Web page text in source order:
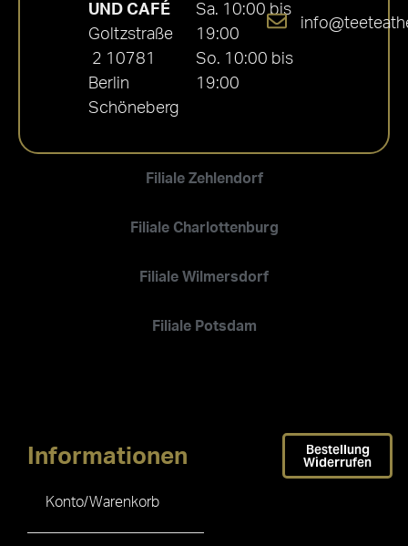
Filiale Zehlendorf
Filiale Charlottenburg
Filiale Wilmersdorf
Filiale Potsdam
UND CAFÉ
Goltzstraße
2 10781
Berlin
Schöneberg
Sa. 10:00 bis
19:00
So. 10:00 bis
19:00
Informationen
Konto/Warenkorb
Bestellung
Widerrufen